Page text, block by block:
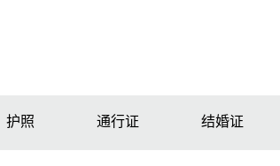
护照 通行证 结婚证